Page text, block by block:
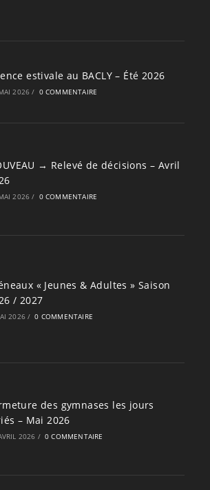
estivale au BACLY – Été 2026
2026 / 0 COMMENTAIRE
→ Relevé de décisions – Avril
2026 / 0 COMMENTAIRE
« Jeunes & Adultes » Saison
/ 2027
2026 / 0 COMMENTAIRE
des gymnases les jours
– Mai 2026
2026 / 0 COMMENTAIRE